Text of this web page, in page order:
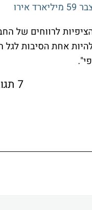
לרווחים של
אחת הסיבות לגל
7 תגובות